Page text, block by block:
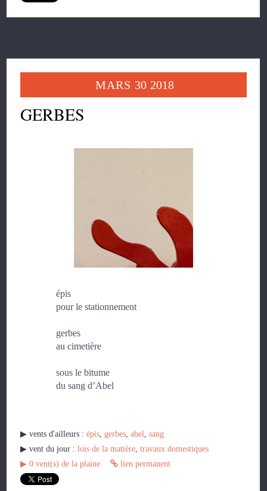
MARS 30 2018
GERBES
épis
pour le stationnement
gerbes
au cimetière
sous le bitume
du sang d’Abel
▶︎ vents d'ailleurs :épis,gerbes,abel,sang
▶︎ vent du jour :lois de la matière,travaux domestiques
▶︎ 0 vent(s) de la plaine lien permanent